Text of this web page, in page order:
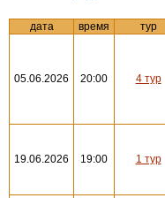
дата время тур
05.06.2026 20:00 4 тур
19.06.2026 19:00 1 тур